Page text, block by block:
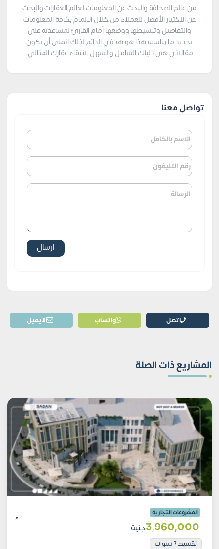
من عالم الصحافة والبحث عن المعلومات لعالم العقارات والبحث
عن الاختيار الأفضل للعملاء من خلال الإلمام بكافة المعلومات
والتفاصيل وتبسيطها ووضعها أمام القارئ لمساعدته على
تحديد ما يناسبه هذا هو هدفي الدائم لذلك اتمنى أن تكون
مقالاتي هي دليلك الشامل والسهل لانتقاء عقارك المثالي.
تواصل معنا
اتصل واتساب الايميل
المشاريع ذات الصلة
المشروعات التجارية
3٬960٬000جنية
تقسيط 7 سنوات